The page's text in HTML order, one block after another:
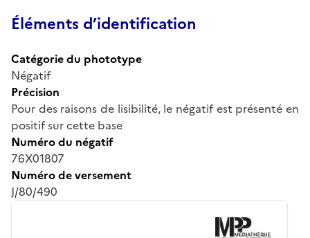
Éléments d’identification
Catégorie du phototype
Négatif
Précision
Pour des raisons de lisibilité, le négatif est présenté en
positif sur cette base
Numéro du négatif
76X01807
Numéro de versement
J/80/490